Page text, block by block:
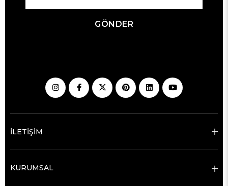
GÖNDER
İLETİŞİM
KURUMSAL